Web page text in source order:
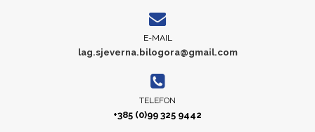
E-MAIL
lag.sjeverna.bilogora@gmail.com
TELEFON
+385 (0)99 325 9442